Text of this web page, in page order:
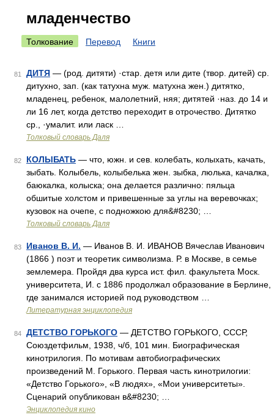
младенчество
Толкование Перевод Книги
81 ДИТЯ — (род. дитяти) ·стар. детя или дите (твор. дитей) ср.
дитухно, зап. (как татухна муж. матухна жен.) дитятко,
младенец, ребенок, малолетний, няя; дитятей ·наз. до 14 и
ли 16 лет, когда детство переходит в отрочество. Дитятко
ср., ·умалит. или ласк …
Толковый словарь Даля
82 КОЛЫБАТЬ — что, южн. и сев. колебать, колыхать, качать,
зыбать. Колыбель, колыбелька жен. зыбка, люлька, качалка,
баюкалка, колыска; она делается различно: пяльца
обшитые холстом и привешенные за углы на веревочках;
кузовок на очепе, с подножкою для&#8230; …
Толковый словарь Даля
83 Иванов В. И. — Иванов В. И. ИВАНОВ Вячеслав Иванович
(1866 ) поэт и теоретик символизма. Р. в Москве, в семье
землемера. Пройдя два курса ист. фил. факультета Моск.
университета, И. с 1886 продолжал образование в Берлине,
где занимался историей под руководством …
Литературная энциклопедия
84 ДЕТСТВО ГОРЬКОГО — ДЕТСТВО ГОРЬКОГО, СССР,
Союздетфильм, 1938, ч/б, 101 мин. Биографическая
кинотрилогия. По мотивам автобиографических
произведений М. Горького. Первая часть кинотрилогии:
«Детство Горького», «В людях», «Мои университеты».
Сценарий опубликован в&#8230; …
Энциклопедия кино